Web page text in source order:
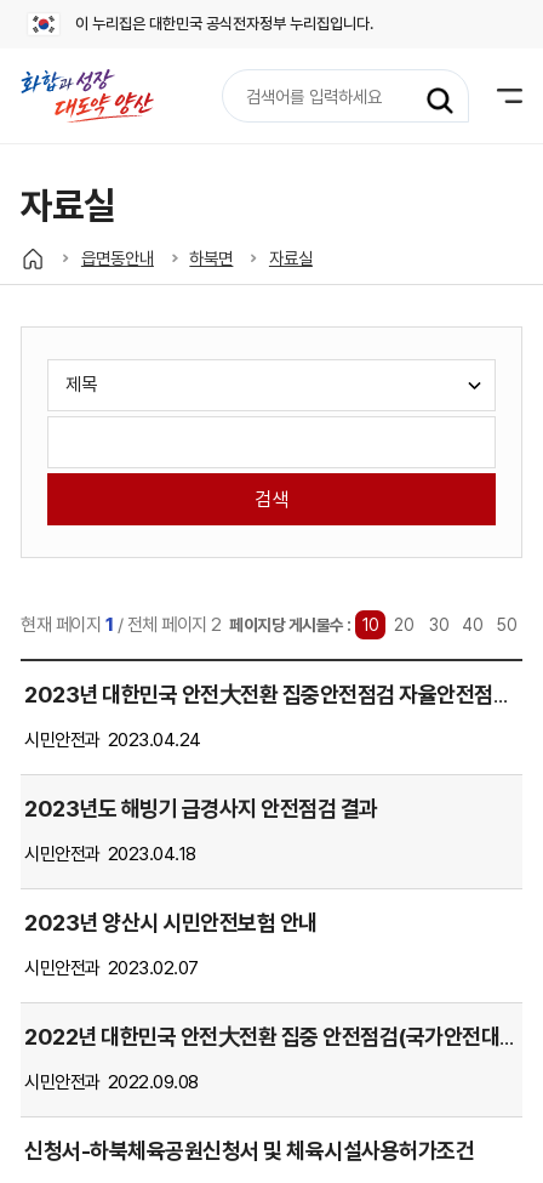
이 누리집은 대한민국 공식전자정부 누리집입니다.
검
색
자료실
읍면동안내 하북면 자료실
게
판
검
유
택:
어
입
현재 페이지 1 / 전체 페이지 2 페이지당 게시물수 : 10선
됨
20 30 40 50
료
실
글
목
번
호,
파
일,
당
2023년 대한민국 안전大전환 집중안전점검 자율안전점검표 게시
시민안전과 2023.04.24
2023년도 해빙기 급경사지 안전점검 결과
시민안전과 2023.04.18
2023년 양산시 시민안전보험 안내
시민안전과 2023.02.07
2022년 대한민국 안전大전환 집중 안전점검(국가안전대진단) 추진- 자율안전점검표 게시
시민안전과 2022.09.08
신청서-하북체육공원신청서 및 체육시설사용허가조건